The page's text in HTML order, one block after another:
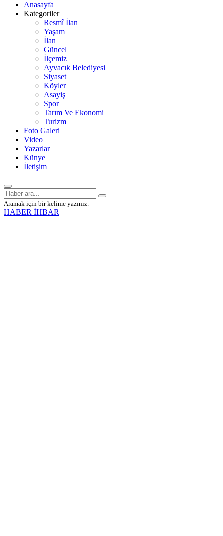
Anasayfa
Kategoriler
Resmî İlan
Yaşam
İlan
Güncel
İlçemiz
Ayvacık Belediyesi
Siyaset
Köyler
Asayiş
Spor
Tarım Ve Ekonomi
Turizm
Foto Galeri
Video
Yazarlar
Künye
İletişim
Aramak için bir kelime yazınız.
HABER İHBAR